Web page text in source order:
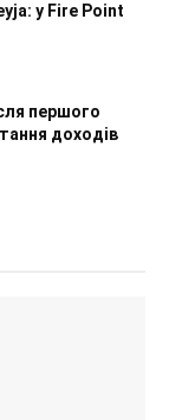
у Fire Point
першого
доходів